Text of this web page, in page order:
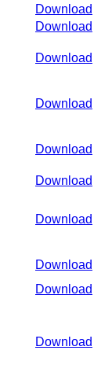
Download
Download
Download
Download
Download
Download
Download
Download
Download
Download